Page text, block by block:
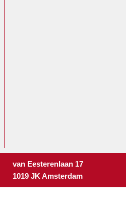
van Eesterenlaan 17
1019 JK Amsterdam